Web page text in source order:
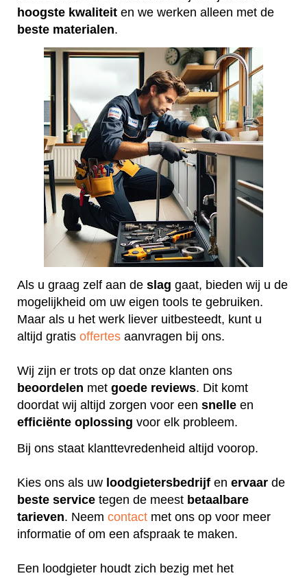
hoogste kwaliteit en we werken alleen met de
beste materialen.
Als u graag zelf aan de slag gaat, bieden wij u de
mogelijkheid om uw eigen tools te gebruiken.
Maar als u het werk liever uitbesteedt, kunt u
altijd gratis offertes aanvragen bij ons.
Wij zijn er trots op dat onze klanten ons
beoordelen met goede reviews. Dit komt
doordat wij altijd zorgen voor een snelle en
efficiënte oplossing voor elk probleem.
Bij ons staat klanttevredenheid altijd voorop.
Kies ons als uw loodgietersbedrijf en ervaar de
beste service tegen de meest betaalbare
tarieven. Neem contact met ons op voor meer
informatie of om een afspraak te maken.
Een loodgieter houdt zich bezig met het